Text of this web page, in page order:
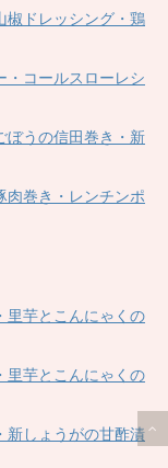
椒ドレッシング・鶏
・コールスローレシ
ぼうの信田巻き・新
肉巻き・レンチンポ
里芋とこんにゃくの
里芋とこんにゃくの
新しょうがの甘酢漬